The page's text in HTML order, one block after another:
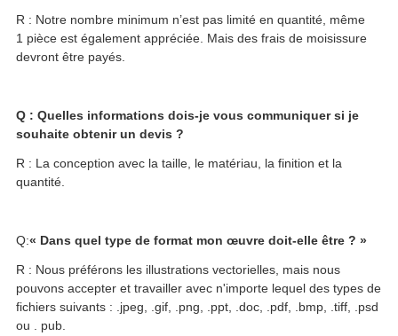
R : Notre nombre minimum n’est pas limité en quantité, même
1 pièce est également appréciée. Mais des frais de moisissure
devront être payés.
Q : Quelles informations dois-je vous communiquer si je
souhaite obtenir un devis ?
R : La conception avec la taille, le matériau, la finition et la
quantité.
Q:« Dans quel type de format mon œuvre doit-elle être ? »
R : Nous préférons les illustrations vectorielles, mais nous
pouvons accepter et travailler avec n'importe lequel des types de
fichiers suivants : .jpeg, .gif, .png, .ppt, .doc, .pdf, .bmp, .tiff, .psd
ou . pub.